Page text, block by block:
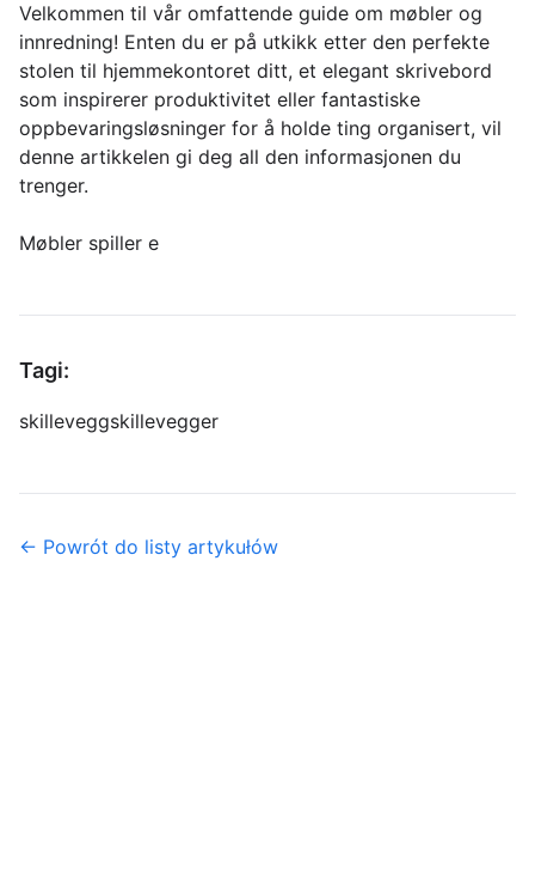
Velkommen til vår omfattende guide om møbler og
innredning! Enten du er på utkikk etter den perfekte
stolen til hjemmekontoret ditt, et elegant skrivebord
som inspirerer produktivitet eller fantastiske
oppbevaringsløsninger for å holde ting organisert, vil
denne artikkelen gi deg all den informasjonen du
trenger.
Møbler spiller e
Tagi:
skilleveggskillevegger
← Powrót do listy artykułów